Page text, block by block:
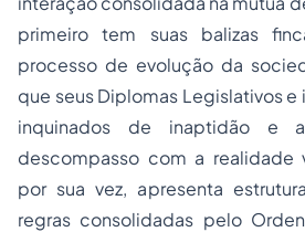
primeiro tem suas balizas
processo de evolução da
que seus Diplomas Legislativos
inquinados de inaptidão e
descompasso com a realidade
por sua vez, apresenta
regras consolidadas pelo